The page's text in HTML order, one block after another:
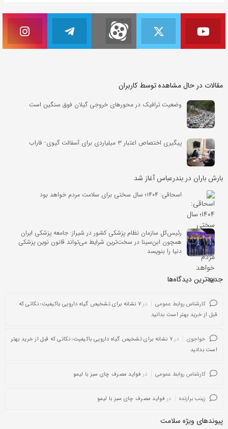
مقالات در حال مشاهده توسط کاربران
وضعیت ترافیک در محورهای خروجی گیلان فوق سنگین است
پیگیری اختصاص اعتبار ۳ میلیاردی برای آسفالت گیوی- فاراب
بارش باران در بندرعباس آغاز شد
اسحاقی: ۱۴۰۴؛ سال سختی برای سلامت مردم خواهد بود
رئیس‌کل سازمان نظام پزشکی کشور در شیراز: جامعه پزشکی ایران
همچون ابن‌سینا در سخت‌ترین شرایط می‌تواند قانون نوین پزشکی
دنیا را بنویسد
جدیدترین دیدگاه‌‌ها
کارشناس روابط عمومی در
۷ نشانه برای تشخیص گیاه دارویی باکیفیت؛ نکاتی که
قبل از خرید بهتر است بدانید
خواجوی در
۷ نشانه برای تشخیص گیاه دارویی باکیفیت؛ نکاتی که قبل از خرید بهتر
است بدانید
کارشناس روابط عمومی در فواید مصرف چای سبز با لیمو
زینب برازنده در فواید مصرف چای سبز با لیمو
پیوندهای ویژه سلامت